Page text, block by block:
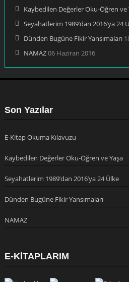
Kaybedilen Değerler Oku-Öğren ve
Seyahatlerim 1989’dan 2016’ya 24
Dünden Bugüne Fikir Yansımaları
NAMAZ06 Haziran 2016
Son Yazılar
E-Kitap Okuma Kılavuzu
Kaybedilen Değerler Oku-Öğren ve Yaşa
Seyahatlerim 1989’dan 2016’ya 24 Ülke
Dünden Bugüne Fikir Yansımaları
NAMAZ
E-KİTAPLARIM